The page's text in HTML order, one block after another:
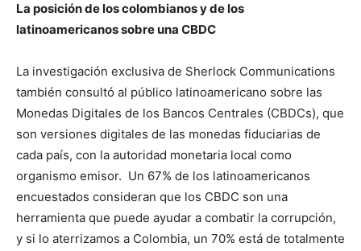
La posición de los colombianos y de los
latinoamericanos sobre una CBDC
La investigación exclusiva de Sherlock Communications
también consultó al público latinoamericano sobre las
Monedas Digitales de los Bancos Centrales (CBDCs), que
son versiones digitales de las monedas fiduciarias de
cada país, con la autoridad monetaria local como
organismo emisor. Un 67% de los latinoamericanos
encuestados consideran que los CBDC son una
herramienta que puede ayudar a combatir la corrupción,
y si lo aterrizamos a Colombia, un 70% está de totalmente